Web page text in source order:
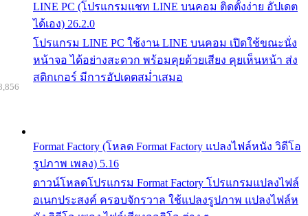
LINE PC (โปรแกรมแชท LINE บนคอม ติดตั้งง่าย อัปเดต
ได้เอง) 26.2.0
โปรแกรม LINE PC ใช้งาน LINE บนคอม เปิดใช้ขณะนั่ง
หน้าจอ ได้อย่างสะดวก พร้อมคุยด้วยเสียง คุยเห็นหน้า ส่ง
สติกเกอร์ มีการอัปเดตสม่ำเสมอ
Format Factory (โหลด Format Factory แปลงไฟล์หนัง วิดีโอ
รูปภาพ เพลง) 5.16
ดาวน์โหลดโปรแกรม Format Factory โปรแกรมแปลงไฟล์
อเนกประสงค์ ครอบจักรวาล ใช้แปลงรูปภาพ แปลงไฟล์ห